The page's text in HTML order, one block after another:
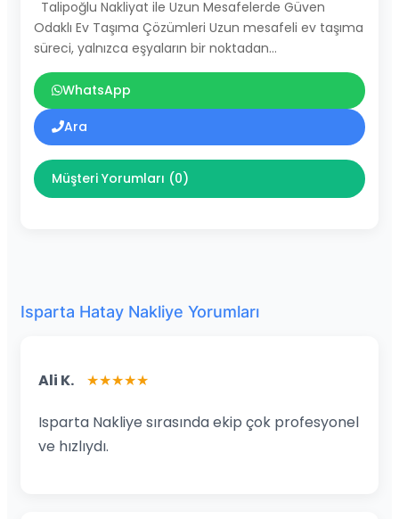
Talipoğlu Nakliyat ile Uzun Mesafelerde Güven
Odaklı Ev Taşıma Çözümleri Uzun mesafeli ev taşıma
süreci, yalnızca eşyaların bir noktadan…
WhatsApp
Ara
Müşteri Yorumları (0)
Isparta Hatay Nakliye Yorumları
Ali K. ★★★★★
Isparta Nakliye sırasında ekip çok profesyonel
ve hızlıydı.